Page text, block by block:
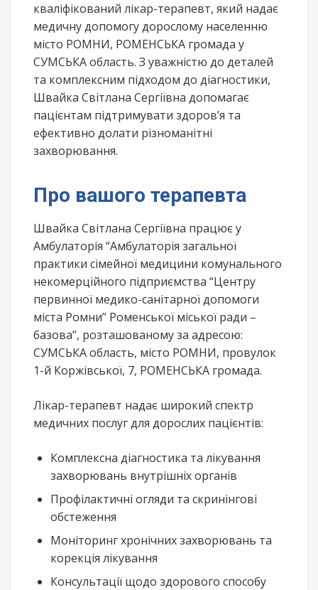
кваліфікований лікар-терапевт, який надає
медичну допомогу дорослому населенню
місто РОМНИ, РОМЕНСЬКА громада у
СУМСЬКА область. З уважністю до деталей
та комплексним підходом до діагностики,
Швайка Світлана Сергіївна допомагає
пацієнтам підтримувати здоров’я та
ефективно долати різноманітні
захворювання.
Про вашого терапевта
Швайка Світлана Сергіївна працює у
Амбулаторія “Амбулаторія загальної
практики сімейної медицини комунального
некомерційного підприємства “Центру
первинної медико-санітарної допомоги
міста Ромни” Роменської міської ради –
базова”, розташованому за адресою:
СУМСЬКА область, місто РОМНИ, провулок
1-й Коржівської, 7, РОМЕНСЬКА громада.
Лікар-терапевт надає широкий спектр
медичних послуг для дорослих пацієнтів:
Комплексна діагностика та лікування
захворювань внутрішніх органів
Профілактичні огляди та скринінгові
обстеження
Моніторинг хронічних захворювань та
корекція лікування
Консультації щодо здорового способу